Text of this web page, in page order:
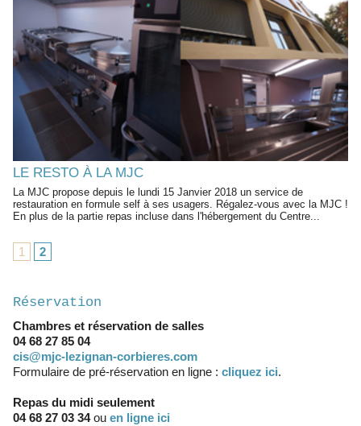
LE RESTO À LA MJC
La MJC propose depuis le lundi 15 Janvier 2018 un service de
restauration en formule self à ses usagers. Régalez-vous avec la MJC !
En plus de la partie repas incluse dans l'hébergement du Centre...
1 2
Réservation
Chambres et réservation de salles
04 68 27 85 04
cis@mjc-lezignan-corbieres.com
Formulaire de pré-réservation en ligne : cliquez ici.
Repas du midi seulement
04 68 27 03 34ou en ligne ici